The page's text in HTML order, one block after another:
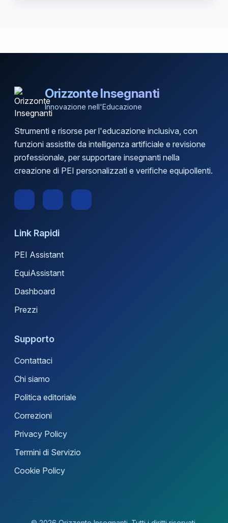
Orizzonte Insegnanti
Innovazione nell'Educazione
Strumenti e risorse per l'educazione inclusiva, con
funzioni assistite da intelligenza artificiale e revisione
professionale, per supportare insegnanti nella
creazione di PEI personalizzati e verifiche equipollenti.
Link Rapidi
PEI Assistant
EquiAssistant
Dashboard
Prezzi
Supporto
Contattaci
Chi siamo
Politica editoriale
Correzioni
Privacy Policy
Termini di Servizio
Cookie Policy